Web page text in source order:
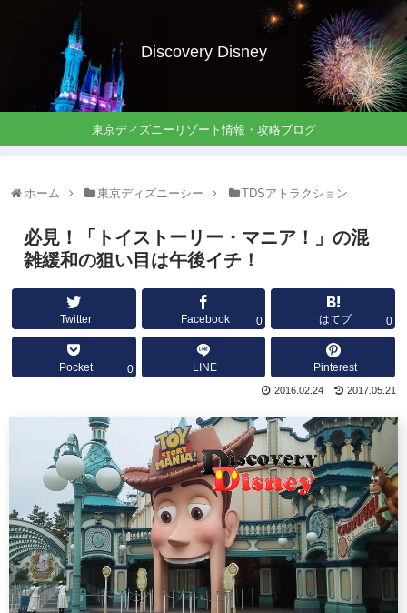
Discovery Disney
東京ディズニーリゾート情報・攻略ブログ
ホーム 東京ディズニーシー TDSアトラクション
必見！「トイストーリー・マニア！」の混
雑緩和の狙い目は午後イチ！
Twitter Facebook 0 はてブ 0
Pocket 0 LINE Pinterest
2017.05.21
2016.02.24